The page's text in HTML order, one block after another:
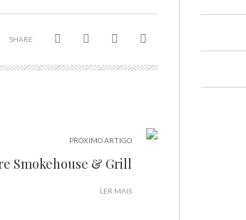
SHARE
PRÓXIMO ARTIGO
Smokehouse & Grill
LER MAIS